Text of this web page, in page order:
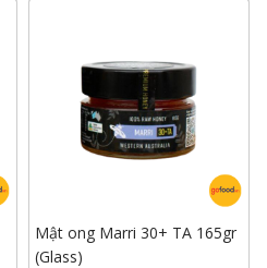
Mật ong Marri 30+ TA 165gr
(Glass)